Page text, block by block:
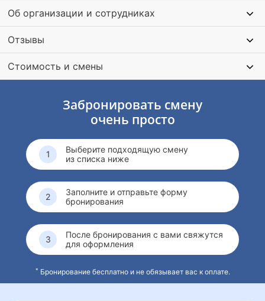
Об организации и сотрудниках
Отзывы
Стоимость и смены
Забронировать смену
очень просто
Выберите подходящую смену
из списка ниже
Заполните и отправьте форму
бронирования
После бронирования с вами свяжутся
для оформления
* Бронирование бесплатно и не обязывает вас к оплате.